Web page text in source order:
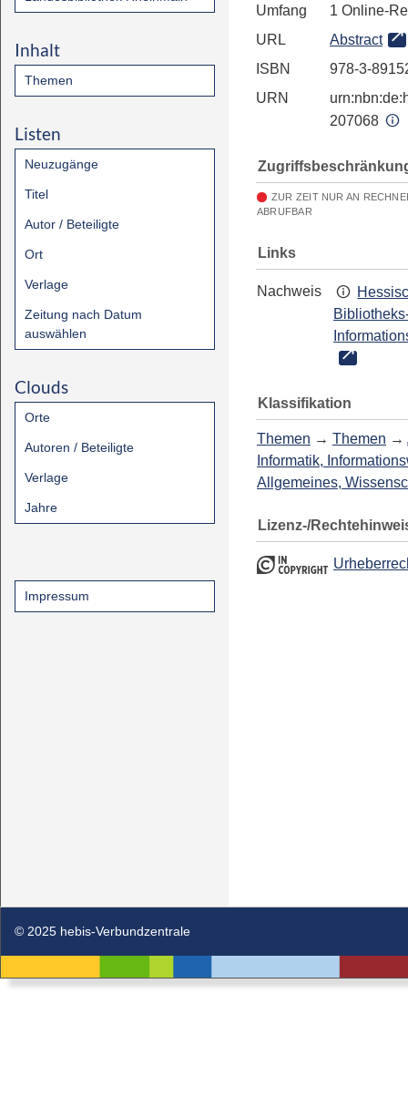
Inhalt
Themen
Listen
Neuzugänge
Titel
Autor / Beteiligte
Ort
Verlage
Zeitung nach Datum
auswählen
Clouds
Orte
Autoren / Beteiligte
Verlage
Jahre
Impressum
Umfang
1 Online-
URL
Abstract
ISBN
978-3-
URN
207068
ZUR ZEIT NUR AN
ABRUFBAR
Links
Nachweis
Klassifikation
Themen → Themen →
Informatik,
Allgemeines,
Lizenz-/
© 2025 hebis-Verbundzentrale